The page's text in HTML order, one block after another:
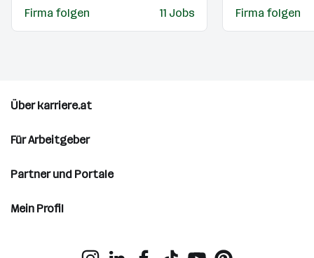
Firma folgen 11 Jobs Firma folgen
Über karriere.at
Für Arbeitgeber
Partner und Portale
Mein Profil